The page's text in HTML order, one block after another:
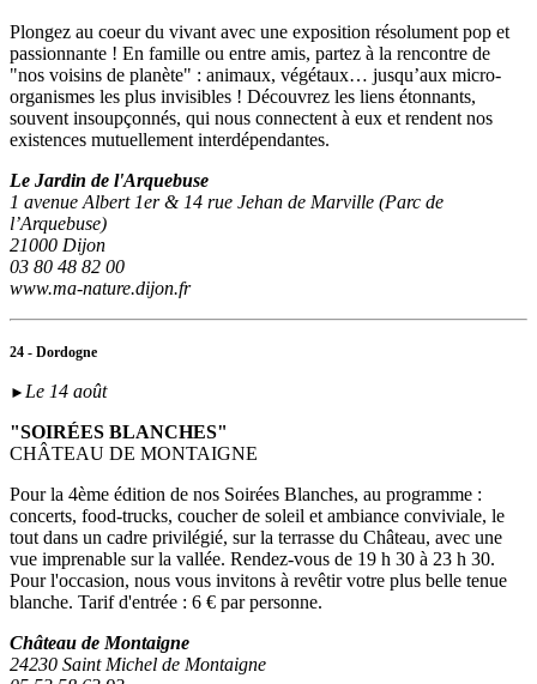
Plongez au coeur du vivant avec une exposition résolument pop et
passionnante ! En famille ou entre amis, partez à la rencontre de
"nos voisins de planète" : animaux, végétaux… jusqu’aux micro-
organismes les plus invisibles ! Découvrez les liens étonnants,
souvent insoupçonnés, qui nous connectent à eux et rendent nos
existences mutuellement interdépendantes.
Le Jardin de l'Arquebuse
1 avenue Albert 1er & 14 rue Jehan de Marville (Parc de
l’Arquebuse)
21000 Dijon
03 80 48 82 00
www.ma-nature.dijon.fr
24 - Dordogne
► Le 14 août
"SOIRÉES BLANCHES"
CHÂTEAU DE MONTAIGNE
Pour la 4ème édition de nos Soirées Blanches, au programme :
concerts, food-trucks, coucher de soleil et ambiance conviviale, le
tout dans un cadre privilégié, sur la terrasse du Château, avec une
vue imprenable sur la vallée. Rendez-vous de 19 h 30 à 23 h 30.
Pour l'occasion, nous vous invitons à revêtir votre plus belle tenue
blanche. Tarif d'entrée : 6 € par personne.
Château de Montaigne
24230 Saint Michel de Montaigne